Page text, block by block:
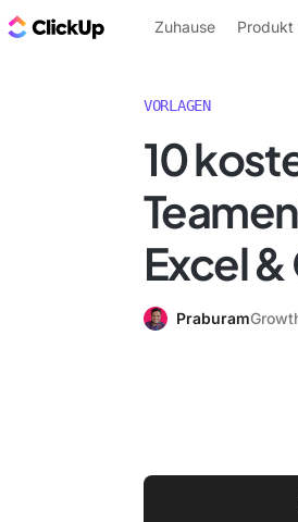
ClickUp Blog
Zuhause Produkt
VORLAGEN
10
Excel
Praburam